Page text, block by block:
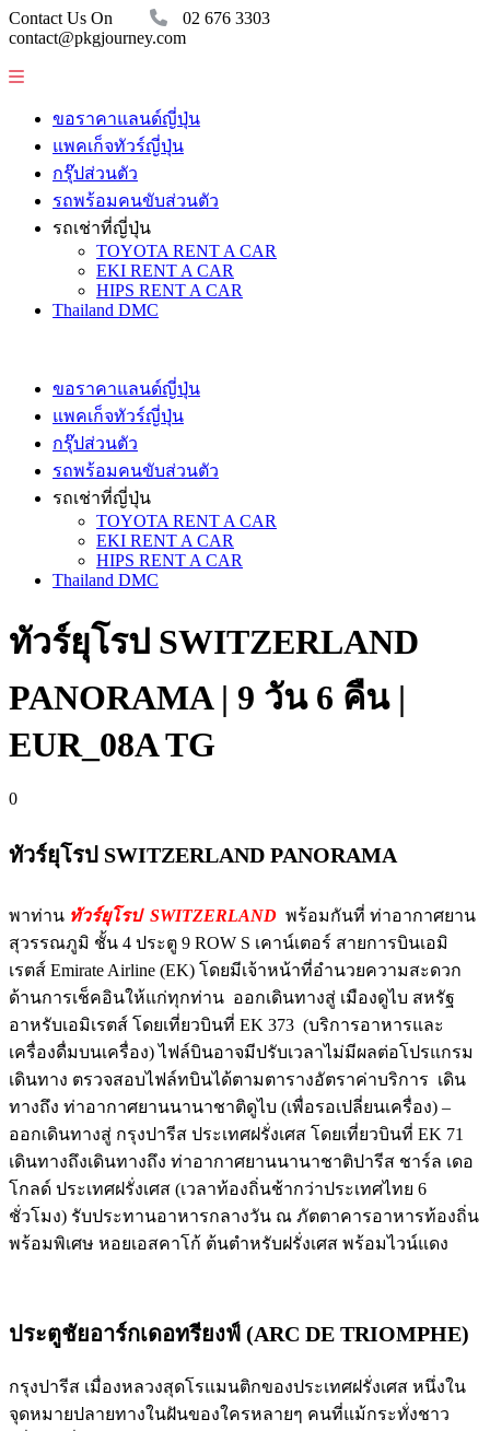
Contact Us On
02 676 3303
contact@pkgjourney.com
ขอราคาแลนด์ญี่ปุ่น
แพคเก็จทัวร์ญี่ปุ่น
กรุ๊ปส่วนตัว
รถพร้อมคนขับส่วนตัว
รถเช่าที่ญี่ปุ่น
TOYOTA RENT A CAR
EKI RENT A CAR
HIPS RENT A CAR
Thailand DMC
ขอราคาแลนด์ญี่ปุ่น
แพคเก็จทัวร์ญี่ปุ่น
กรุ๊ปส่วนตัว
รถพร้อมคนขับส่วนตัว
รถเช่าที่ญี่ปุ่น
TOYOTA RENT A CAR
EKI RENT A CAR
HIPS RENT A CAR
Thailand DMC
ทัวร์ยุโรป SWITZERLAND
PANORAMA | 9 วัน 6 คืน |
EUR_08A TG
0
ทัวร์ยุโรป SWITZERLAND PANORAMA
พาท่าน ทัวร์ยุโรป SWITZERLAND พร้อมกันที่ ท่าอากาศยาน
สุวรรณภูมิ ชั้น 4 ประตู 9 ROW S เคาน์เตอร์ สายการบินเอมิ
เรตส์ Emirate Airline (EK) โดยมีเจ้าหน้าที่อำนวยความสะดวก
ด้านการเช็คอินให้แก่ทุกท่าน ออกเดินทางสู่ เมืองดูไบ สหรัฐ
อาหรับเอมิเรตส์ โดยเที่ยวบินที่ EK 373 (บริการอาหารและ
เครื่องดื่มบนเครื่อง) ไฟล์บินอาจมีปรับเวลาไม่มีผลต่อโปรแกรม
เดินทาง ตรวจสอบไฟล์ทบินได้ตามตารางอัตราค่าบริการ เดิน
ทางถึง ท่าอากาศยานนานาชาติดูไบ (เพื่อรอเปลี่ยนเครื่อง) –
ออกเดินทางสู่ กรุงปารีส ประเทศฝรั่งเศส โดยเที่ยวบินที่ EK 71
เดินทางถึงเดินทางถึง ท่าอากาศยานนานาชาติปารีส ชาร์ล เดอ
โกลด์ ประเทศฝรั่งเศส (เวลาท้องถิ่นช้ากว่าประเทศไทย 6
ชั่วโมง) รับประทานอาหารกลางวัน ณ ภัตตาคารอาหารท้องถิ่น
พร้อมพิเศษ หอยเอสคาโก้ ต้นตำหรับฝรั่งเศส พร้อมไวน์แดง
ประตูชัยอาร์กเดอทรียงฟ์ (ARC DE TRIOMPHE)
กรุงปารีส เมื่องหลวงสุดโรแมนติกของประเทศฝรั่งเศส หนึ่งใน
จุดหมายปลายทางในฝันของใครหลายๆ คนที่แม้กระทั่งชาว